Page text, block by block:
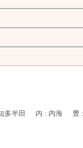
多半田 内 : 内海 豊 :